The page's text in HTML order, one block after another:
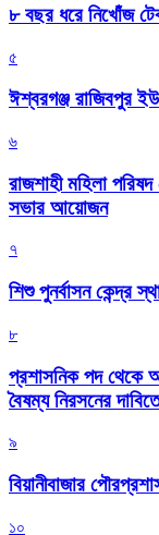
৮ বছর ধরে নিখোঁজ
৫
ঈশ্বরগঞ্জ রাজিবপুর
৬
রাজশাহী মহিলা
সভার আয়োজন
৭
শিশু পুনর্বাসন কেন্দ্র
৮
প্রশাসনিক পদ থেকে
বৈষম্য নিরসনের
৯
বিয়ানীবাজার
১০